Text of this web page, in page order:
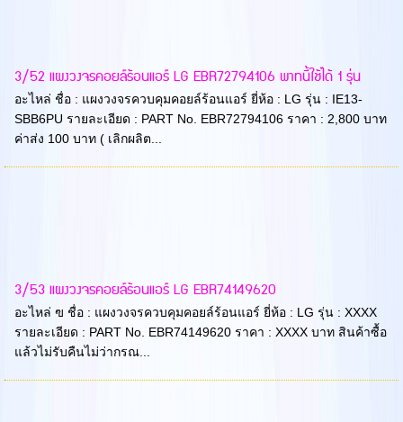
3/52 แผงวงจรคอยล์ร้อนแอร์ LG EBR72794106 พาทนี้ใช้ได้ 1 รุ่น
อะไหล่ ชื่อ : แผงวงจรควบคุมคอยล์ร้อนแอร์ ยี่ห้อ : LG รุ่น : IE13-
SBB6PU รายละเอียด : PART No. EBR72794106 ราคา : 2,800 บาท
ค่าส่ง 100 บาท ( เลิกผลิต...
3/53 แผงวงจรคอยล์ร้อนแอร์ LG EBR74149620
อะไหล่ ฃ ชื่อ : แผงวงจรควบคุมคอยล์ร้อนแอร์ ยี่ห้อ : LG รุ่น : XXXX
รายละเอียด : PART No. EBR74149620 ราคา : XXXX บาท สินค้าซื้อ
แล้วไม่รับคืนไม่ว่ากรณ...